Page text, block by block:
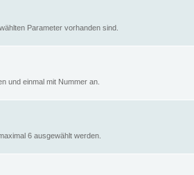
Parameter vorhanden sind.
und einmal mit Nummer an.
6 ausgewählt werden.